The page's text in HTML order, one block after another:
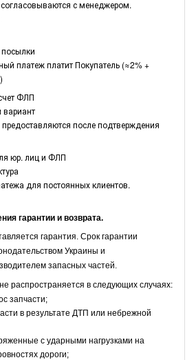
с менеджером.
платеж платит Покупатель (≈2% +
ФЛП
после подтверждения
юр. лиц и ФЛП
для постоянных клиентов.
гарантии и возврата.
гарантия. Срок гарантии
Украины и
запасных частей.
распространяется в следующих случаях:
запчасти;
в результате ДТП или небрежной
с ударными нагрузками на
дороги;